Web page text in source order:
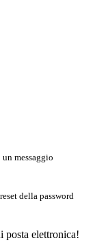
messaggio
della password
posta elettronica!